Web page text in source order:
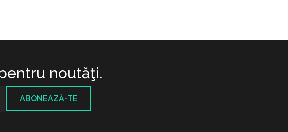
noutăţi.
ABONEAZĂ-TE